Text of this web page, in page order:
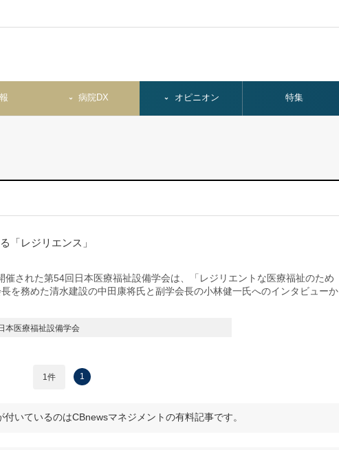
病院DX オピニオン 特集
「レジリエンス」
された第54回日本医療福祉設備学会は、「レジリエントな医療福祉のため
を務めた清水建設の中田康将氏と副学会長の小林健一氏へのインタビューか
本医療福祉設備学会
1件 1
いているのはCBnewsマネジメントの有料記事です。